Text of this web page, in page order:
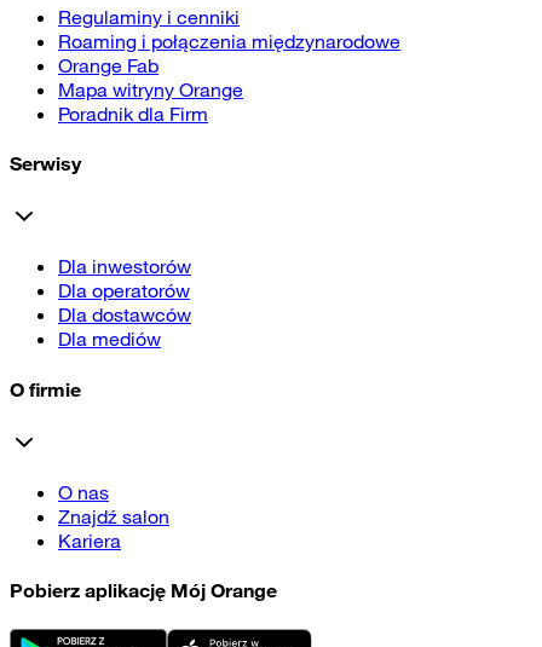
Regulaminy i cenniki
Roaming i połączenia międzynarodowe
Orange Fab
Mapa witryny Orange
Poradnik dla Firm
Serwisy
Dla inwestorów
Dla operatorów
Dla dostawców
Dla mediów
O firmie
O nas
Znajdź salon
Kariera
Pobierz aplikację Mój Orange